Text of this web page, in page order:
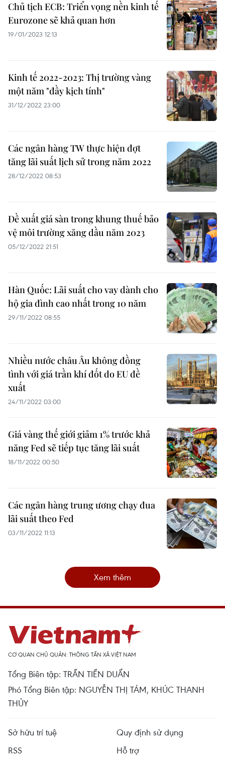
Chủ tịch ECB: Triển vọng nền kinh tế
Eurozone sẽ khả quan hơn
19/01/2023 12:13
Kinh tế 2022-2023: Thị trường vàng
một năm "đầy kịch tính"
31/12/2022 23:00
Các ngân hàng TW thực hiện đợt
tăng lãi suất lịch sử trong năm 2022
28/12/2022 08:53
Đề xuất giá sàn trong khung thuế bảo
vệ môi trường xăng dầu năm 2023
05/12/2022 21:51
Hàn Quốc: Lãi suất cho vay dành cho
hộ gia đình cao nhất trong 10 năm
29/11/2022 08:55
Nhiều nước châu Âu không đồng
tình với giá trần khí đốt do EU đề
xuất
24/11/2022 03:00
Giá vàng thế giới giảm 1% trước khả
năng Fed sẽ tiếp tục tăng lãi suất
18/11/2022 00:50
Các ngân hàng trung ương chạy đua
lãi suất theo Fed
03/11/2022 11:13
Xem thêm
CƠ QUAN CHỦ QUẢN: THÔNG TẤN XÃ VIỆT NAM
Tổng Biên tập: TRẦN TIẾN DUẨN
Phó Tổng Biên tập: NGUYỄN THỊ TÁM, KHÚC THANH
THỦY
Sở hữu trí tuệ
Quy định sử dụng
RSS
Hỗ trợ